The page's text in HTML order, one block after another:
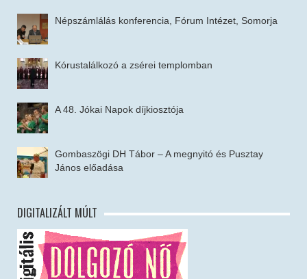
Népszámlálás konferencia, Fórum Intézet, Somorja
Kórustalálkozó a zsérei templomban
A 48. Jókai Napok díjkiosztója
Gombaszögi DH Tábor – A megnyitó és Pusztay
János előadása
DIGITALIZÁLT MÚLT